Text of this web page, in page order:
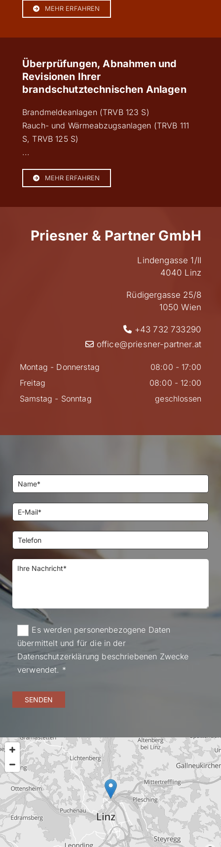
MEHR ERFAHREN
Überprüfungen, Abnahmen und
Revisionen Ihrer
brandschutztechnischen Anlagen
Brandmeldeanlagen (TRVB 123 S)
Rauch- und Wärmeabzugsanlagen (TRVB 111
S, TRVB 125 S)
...
MEHR ERFAHREN
Priesner & Partner GmbH
Lindengasse 1/II
4040 Linz
Rüdigergasse 25/8
1050 Wien
 +43 732 733290
 office@priesner-partner.at
Montag - Donnerstag
08:00 - 17:00
Freitag
08:00 - 12:00
Samstag - Sonntag
geschlossen
Es werden personenbezogene Daten
übermittelt und für die in der
Datenschutzerklärung beschriebenen Zwecke
verwendet. *